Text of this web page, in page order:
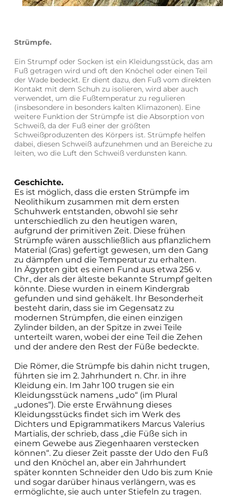
Strümpfe.
Ein Strumpf oder Socken ist ein Kleidungsstück, das am
Fuß getragen wird und oft den Knöchel oder einen Teil
der Wade bedeckt. Er dient dazu, den Fuß vom direkten
Kontakt mit dem Schuh zu isolieren, wird aber auch
verwendet, um die Fußtemperatur zu regulieren
(insbesondere in besonders kalten Klimazonen). Eine
weitere Funktion der Strümpfe ist die Absorption von
Schweiß, da der Fuß einer der größten
Schweißproduzenten des Körpers ist. Strümpfe helfen
dabei, diesen Schweiß aufzunehmen und an Bereiche zu
leiten, wo die Luft den Schweiß verdunsten kann.
Geschichte.
Es ist möglich, dass die ersten Strümpfe im
Neolithikum zusammen mit dem ersten
Schuhwerk entstanden, obwohl sie sehr
unterschiedlich zu den heutigen waren,
aufgrund der primitiven Zeit. Diese frühen
Strümpfe wären ausschließlich aus pflanzlichem
Material (Gras) gefertigt gewesen, um den Gang
zu dämpfen und die Temperatur zu erhalten.
In Ägypten gibt es einen Fund aus etwa 256 v.
Chr., der als der älteste bekannte Strumpf gelten
könnte. Diese wurden in einem Kindergrab
gefunden und sind gehäkelt. Ihr Besonderheit
besteht darin, dass sie im Gegensatz zu
modernen Strümpfen, die einen einzigen
Zylinder bilden, an der Spitze in zwei Teile
unterteilt waren, wobei der eine Teil die Zehen
und der andere den Rest der Füße bedeckte.
Die Römer, die Strümpfe bis dahin nicht trugen,
führten sie im 2. Jahrhundert n. Chr. in ihre
Kleidung ein. Im Jahr 100 trugen sie ein
Kleidungsstück namens „udo“ (im Plural
„udones“). Die erste Erwähnung dieses
Kleidungsstücks findet sich im Werk des
Dichters und Epigrammatikers Marcus Valerius
Martialis, der schrieb, dass „die Füße sich in
einem Gewebe aus Ziegenhaaren verstecken
können“. Zu dieser Zeit passte der Udo den Fuß
und den Knöchel an, aber ein Jahrhundert
später konnten Schneider den Udo bis zum Knie
und sogar darüber hinaus verlängern, was es
ermöglichte, sie auch unter Stiefeln zu tragen.